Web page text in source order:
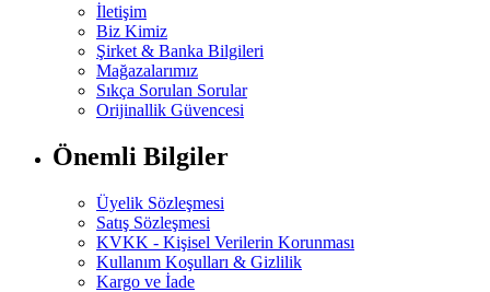
İletişim
Biz Kimiz
Şirket & Banka Bilgileri
Mağazalarımız
Sıkça Sorulan Sorular
Orijinallik Güvencesi
Önemli Bilgiler
Üyelik Sözleşmesi
Satış Sözleşmesi
KVKK - Kişisel Verilerin Korunması
Kullanım Koşulları & Gizlilik
Kargo ve İade